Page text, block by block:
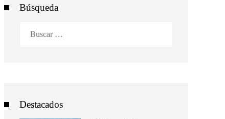
Búsqueda
Destacados